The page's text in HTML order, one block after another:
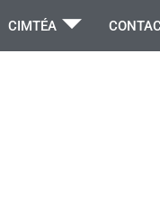
CIMTÉA